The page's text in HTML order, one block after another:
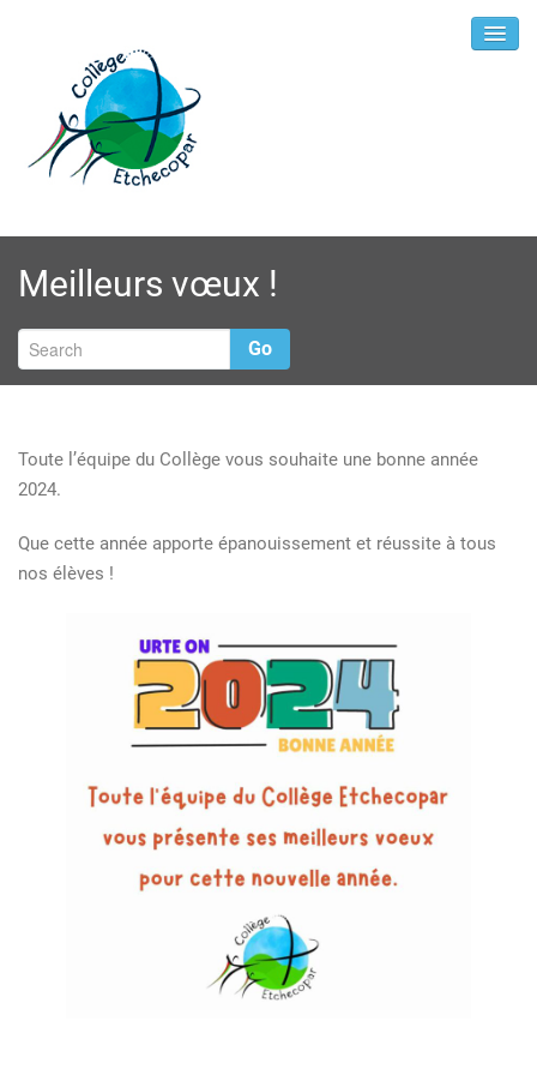
Meilleurs vœux !
Go
Toute l’équipe du Collège vous souhaite une bonne année
2024.
Que cette année apporte épanouissement et réussite à tous
nos élèves !